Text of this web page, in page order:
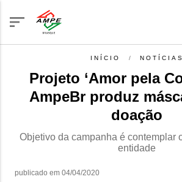
INÍCIO NOTÍCIAS
Projeto ‘Amor pela
AmpeBr produz
doação
Objetivo da campanha é contemplar
entidade
publicado em 04/04/2020